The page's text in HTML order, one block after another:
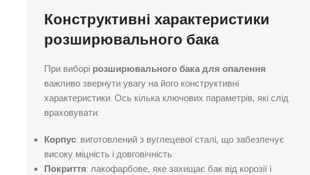
Конструктивні характеристики
розширювального бака
При виборі розширювального бака для опалення
важливо звернути увагу на його конструктивні
характеристики. Ось кілька ключових параметрів, які слід
враховувати:
Корпус: виготовлений з вуглецевої сталі, що забезпечує
високу міцність і довговічність.
Покриття: лакофарбове, яке захищає бак від корозії і